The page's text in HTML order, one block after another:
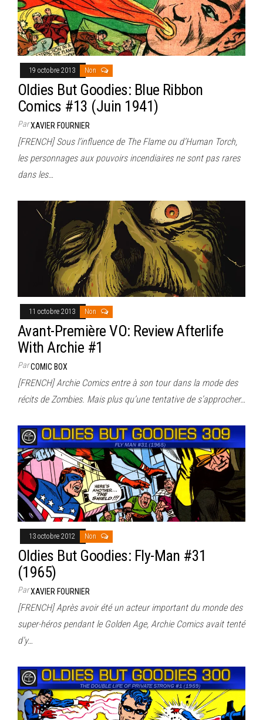
19 octobre 2013 Non
Oldies But Goodies: Blue Ribbon
Comics #13 (Juin 1941)
ParXAVIER FOURNIER
[FRENCH] Sous l’influence de The Flame ou d’Human Torch,
les personnages aux pouvoirs incendiaires ne sont pas rares
dans les…
11 octobre 2013 Non
Avant-Première VO: Review Afterlife
With Archie #1
ParCOMIC BOX
[FRENCH] Archie Comics entre à son tour dans la mode des
récits de Zombies. Mais plus qu’une tentative de s’approcher…
13 octobre 2012 Non
Oldies But Goodies: Fly-Man #31
(1965)
ParXAVIER FOURNIER
[FRENCH] Après avoir été un acteur important du monde des
super-héros pendant le Golden Age, Archie Comics avait tenté
d’y…